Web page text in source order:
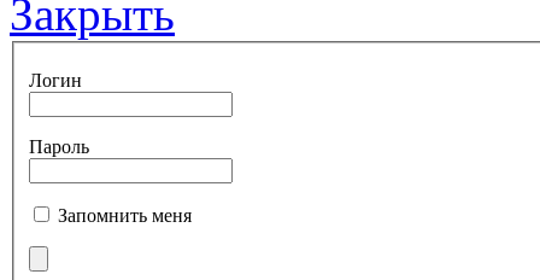
Закрыть
Логин
Пароль
Запомнить меня